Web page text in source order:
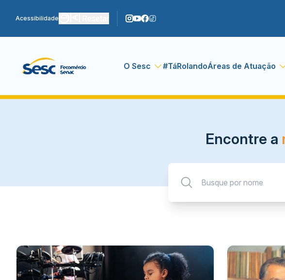
Acessibilidade
O Sesc #TáRolandoÁreas de Atuação
Encontre a
Pesquisar: